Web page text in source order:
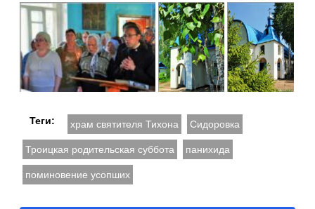
Теги: храм святителя Тихона Сидоровка
Троицкая родительская суббота панихида
поминовение усопших